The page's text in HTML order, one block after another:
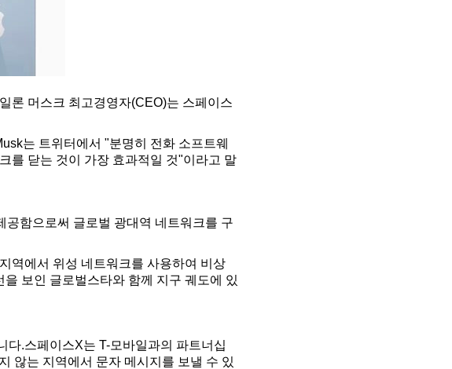
론 머스크 최고경영자(CEO)는 스페이스
는 트위터에서 "분명히 전화 소프트웨
를 닫는 것이 가장 효과적일 것"이라고 말
함으로써 글로벌 광대역 네트워크를 구
역에서 위성 네트워크를 사용하여 비상
보인 글로벌스타와 함께 지구 궤도에 있
다.스페이스X는 T-모바일과의 파트너십
않는 지역에서 문자 메시지를 보낼 수 있